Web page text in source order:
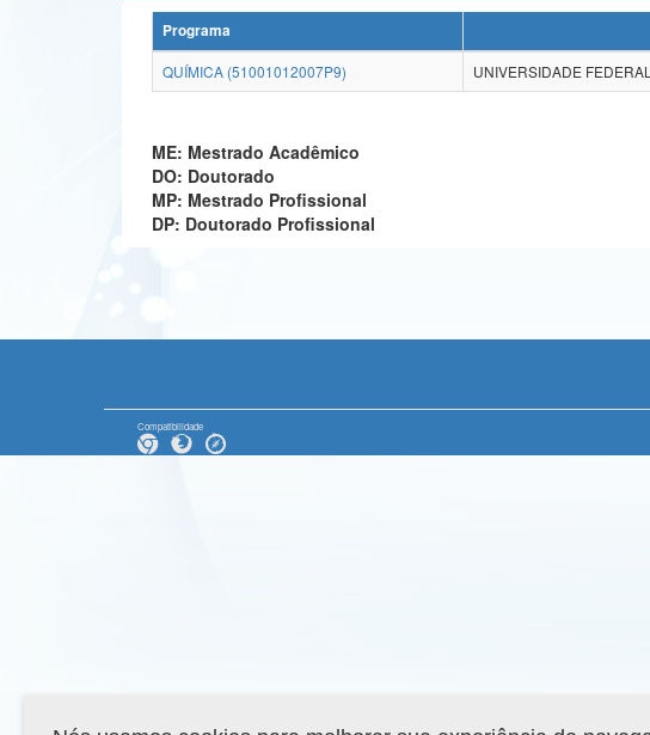
Programa
QUÍMICA (51001012007P9)
UNIVERSIDADE
ME: Mestrado Acadêmico
DO: Doutorado
MP: Mestrado Profissional
DP: Doutorado Profissional
Compatibilidade